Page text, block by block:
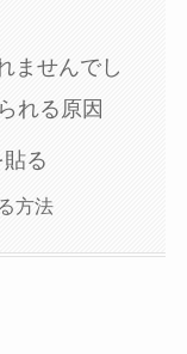
ませんでし
れる原因
る
方法